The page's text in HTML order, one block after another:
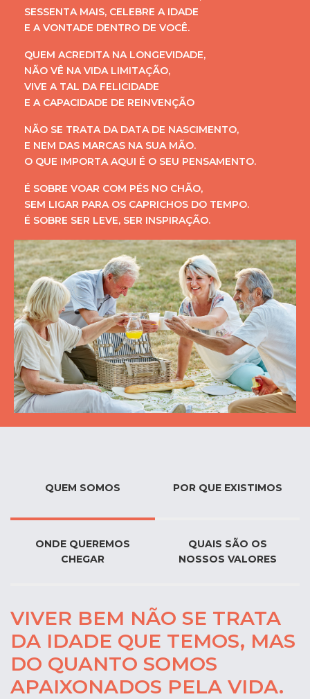
SESSENTA MAIS, CELEBRE A IDADE
E A VONTADE DENTRO DE VOCÊ.
QUEM ACREDITA NA LONGEVIDADE,
NÃO VÊ NA VIDA LIMITAÇÃO,
VIVE A TAL DA FELICIDADE
E A CAPACIDADE DE REINVENÇÃO
NÃO SE TRATA DA DATA DE NASCIMENTO,
E NEM DAS MARCAS NA SUA MÃO.
O QUE IMPORTA AQUI É O SEU PENSAMENTO.
É SOBRE VOAR COM PÉS NO CHÃO,
SEM LIGAR PARA OS CAPRICHOS DO TEMPO.
É SOBRE SER LEVE, SER INSPIRAÇÃO.
QUEM SOMOS POR QUE EXISTIMOS
ONDE QUEREMOS
CHEGAR
QUAIS SÃO OS
NOSSOS VALORES
VIVER BEM NÃO SE TRATA
DA IDADE QUE TEMOS, MAS
DO QUANTO SOMOS
APAIXONADOS PELA VIDA.